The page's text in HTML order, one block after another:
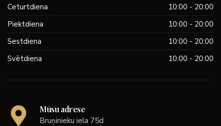
Ceturtdiena
10:00 - 20:00
Piektdiena
10:00 - 20:00
Sestdiena
10:00 - 20:00
Svētdiena
10:00 - 20:00
Mūsu adrese
Bruņinieku iela 75d